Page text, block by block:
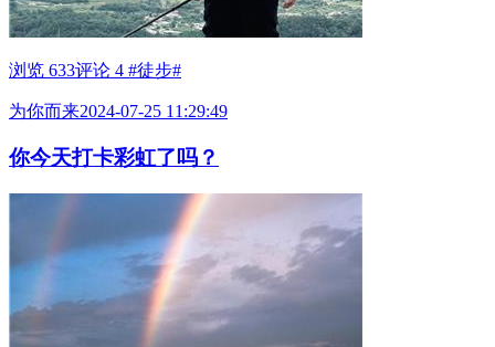
浏览 633评论 4 #徒步#
为你而来2024-07-25 11:29:49
你今天打卡彩虹了吗？